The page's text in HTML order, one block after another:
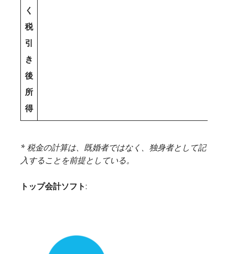
く
税
引
き
後
所
得
* 税金の計算は、既婚者ではなく、独身者として記
入することを前提としている。
トップ会計ソフト: